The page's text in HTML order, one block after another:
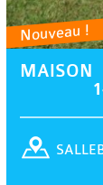
Nouveau !
MAISON